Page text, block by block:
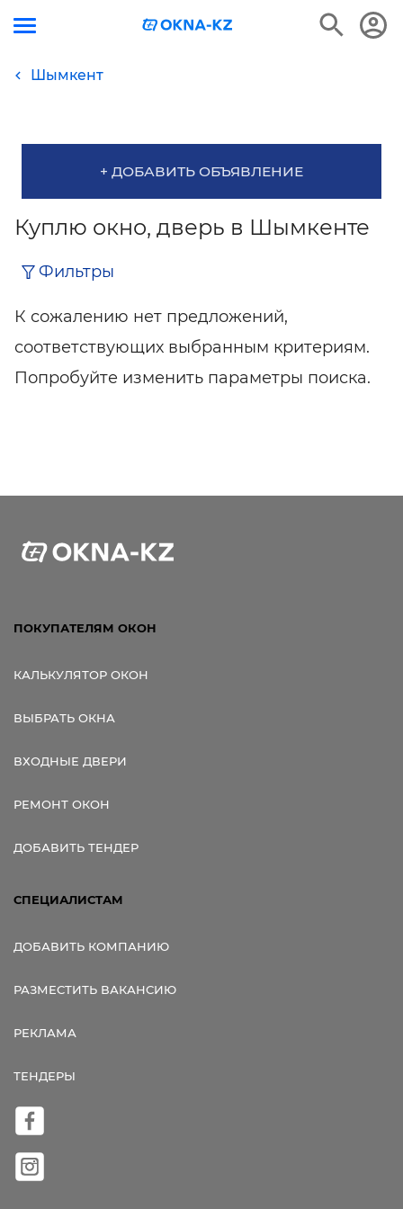
Шымкент
+ ДОБАВИТЬ ОБЪЯВЛЕНИЕ
Куплю окно, дверь в Шымкенте
Фильтры
К сожалению нет предложений,
соответствующих выбранным критериям.
Попробуйте изменить параметры поиска.
ПОКУПАТЕЛЯМ ОКОН
КАЛЬКУЛЯТОР ОКОН
ВЫБРАТЬ ОКНА
ВХОДНЫЕ ДВЕРИ
РЕМОНТ ОКОН
ДОБАВИТЬ ТЕНДЕР
СПЕЦИАЛИСТАМ
ДОБАВИТЬ КОМПАНИЮ
РАЗМЕСТИТЬ ВАКАНСИЮ
РЕКЛАМА
ТЕНДЕРЫ